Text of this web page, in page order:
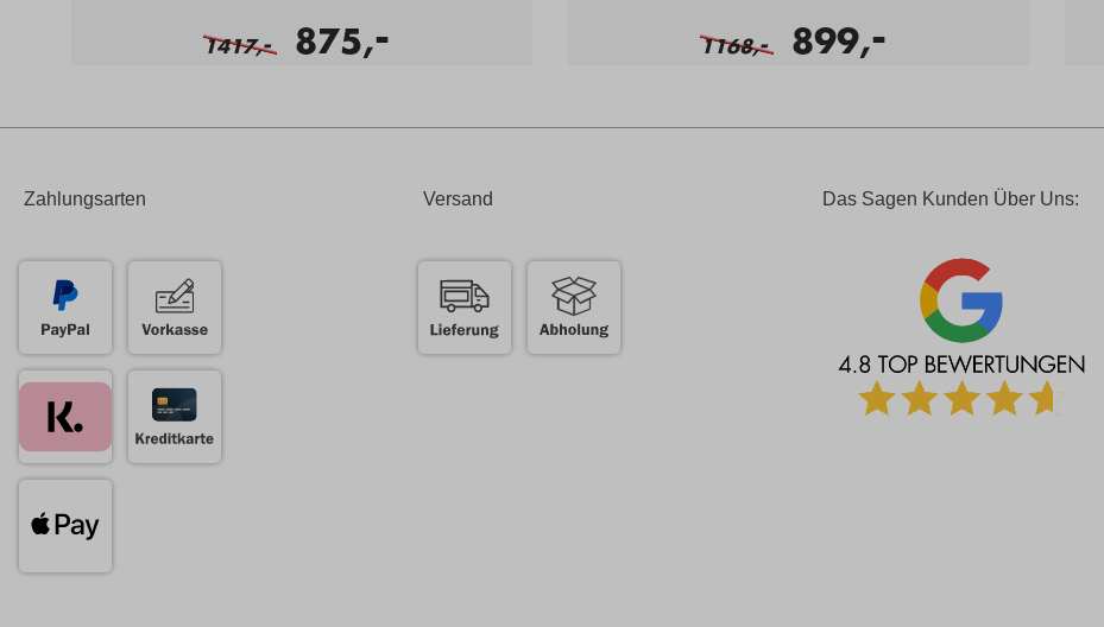
1417,- 875,
- 1168,- 899,
-
Zahlungsarten Versand Das Sagen Kunden Über Uns: